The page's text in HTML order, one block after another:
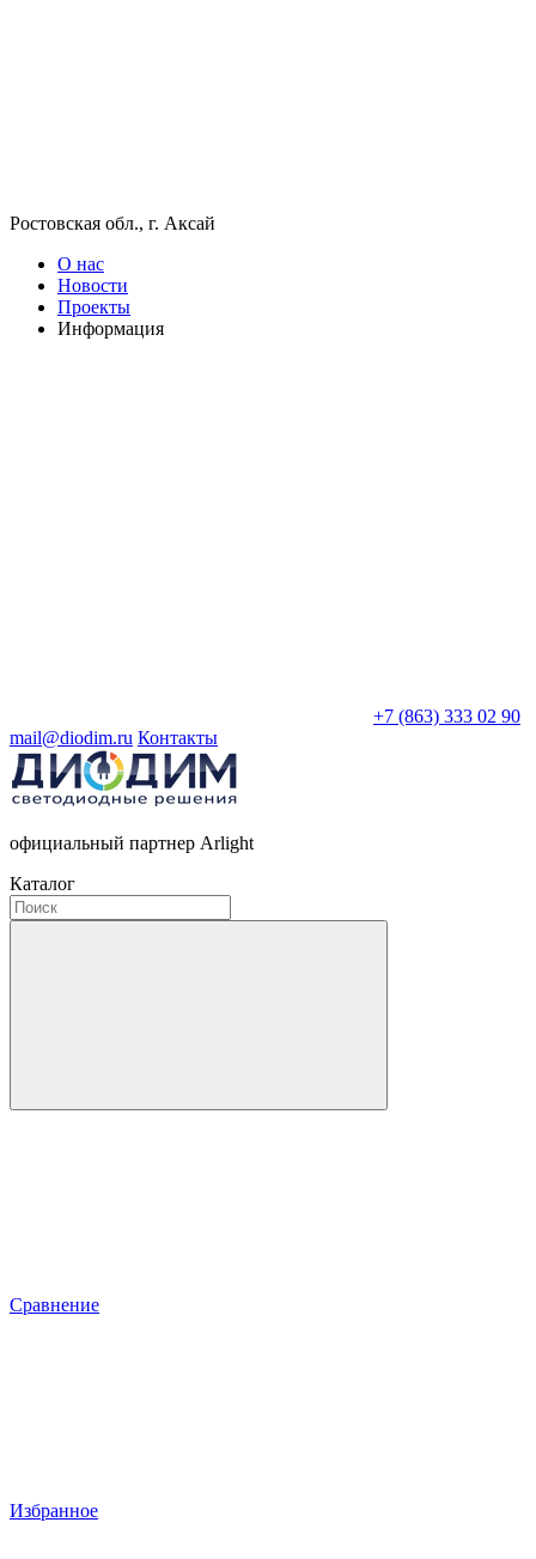
Ростовская обл., г. Аксай
О нас
Новости
Проекты
Информация
+7 (863) 333 02 90
mail@diodim.ru Контакты
официальный партнер Arlight
Каталог
Сравнение
Избранное